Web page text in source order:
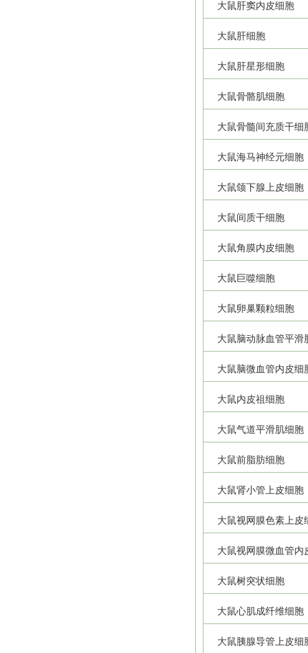
大鼠肝窦内皮细胞
大鼠肝细胞
大鼠肝星形细胞
大鼠骨骼肌细胞
大鼠骨髓间充质干细
大鼠海马神经元细胞
大鼠颌下腺上皮细胞
大鼠间质干细胞
大鼠角膜内皮细胞
大鼠巨噬细胞
大鼠卵巢颗粒细胞
大鼠脑动脉血管平滑
大鼠脑微血管内皮细
大鼠内皮祖细胞
大鼠气道平滑肌细胞
大鼠前脂肪细胞
大鼠肾小管上皮细胞
大鼠视网膜色素上皮
大鼠视网膜微血管内
大鼠树突状细胞
大鼠心肌成纤维细胞
大鼠胰腺导管上皮细